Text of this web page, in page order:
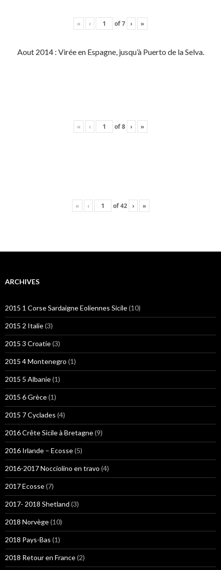
« ‹ of7 › »
Aout 2014 : Virée en Espagne, jusqu’à Puerto de la Selva.
« ‹ of8 › »
« ‹ of42 › »
ARCHIVES
2015 1 Corse Sardaigne Eoliennes Sicile(10)
2015 2 Italie(3)
2015 3 Croatie(3)
2015 4 Montenegro (1)
2015 5 Albanie(1)
2015 6 Grèce(1)
2015 7 Cyclades (4)
2016 Crête Sicile à Bretagne(9)
2016 Irlande – Ecosse(5)
2016-2017 Nocciolino en travo (4)
2017 Ecosse(7)
2017- 2018 Shetland (3)
2018 Norvège(10)
2018 Pays-Bas (1)
2018 Retour en France(2)